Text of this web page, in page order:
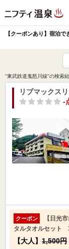
【クーポンあり】宿泊
"東武鉄道鬼怒川線"の検索
リブマックス
-
クーポン
【日光
タルタオルセット
【大人】 1,500円